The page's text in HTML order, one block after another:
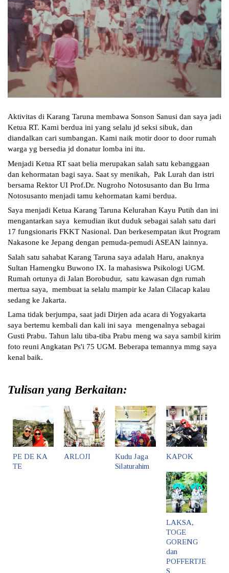
Aktivitas di Karang Taruna membawa Sonson Sanusi dan saya jadi
Ketua RT. Kami berdua ini yang selalu jd seksi sibuk, dan
diandalkan cari sumbangan. Kami naik motir door to door rumah
warga yg bersedia jd donatur lomba ini itu.
Menjadi Ketua RT saat belia merupakan salah satu kebanggaan
dan kehormatan bagi saya. Saat sy menikah,  Pak Lurah dan istri
bersama Rektor UI Prof.Dr. Nugroho Notosusanto dan Bu Irma
Notosusanto menjadi tamu kehormatan kami berdua.
Saya menjadi Ketua Karang Taruna Kelurahan Kayu Putih dan ini
mengantarkan saya  kemudian ikut duduk sebagai salah satu dari
17 fungsionaris FKKT Nasional. Dan berkesempatan ikut Program
Nakasone ke Jepang dengan pemuda-pemudi ASEAN lainnya.
Salah satu sahabat Karang Taruna saya adalah Haru, anaknya
Sultan Hamengku Buwono IX. Ia mahasiswa Psikologi UGM.
Rumah ortunya di Jalan Borobudur,  satu kawasan dgn rumah
mertua saya,  membuat ia selalu mampir ke Jalan Cilacap kalau
sedang ke Jakarta.
Lama tidak berjumpa, saat jadi Dirjen ada acara di Yogyakarta
saya bertemu kembali dan kali ini saya  mengenalnya sebagai
Gusti Prabu. Tahun lalu tiba-tiba Prabu meng wa saya sambil kirim
foto reuni Angkatan Ps'i 75 UGM. Beberapa temannya mmg saya
kenal baik.
Tulisan yang Berkaitan:
PE DE KA
TE
ARLOJI
Kudu Jaga
Silaturahim
KAPOK
LAKSA,
TOGE
GORENG
dan
POFFERTJE
S